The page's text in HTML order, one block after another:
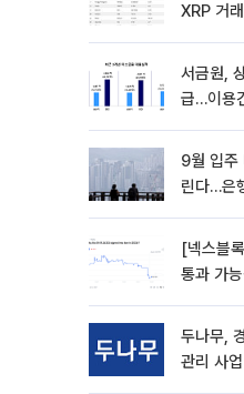
XRP 거
서금원,
급…이용
9월 입주
린다…은
[넥스블
통과 가
두나무,
관리 사